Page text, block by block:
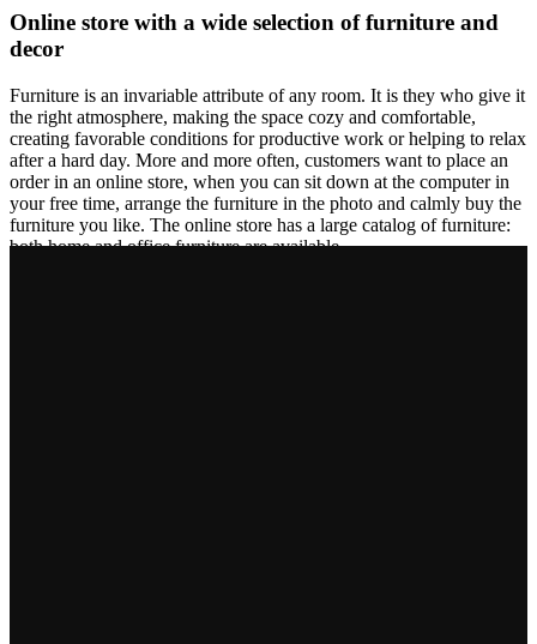
Online store with a wide selection of furniture and
decor
Furniture is an invariable attribute of any room. It is they who give it
the right atmosphere, making the space cozy and comfortable,
creating favorable conditions for productive work or helping to relax
after a hard day. More and more often, customers want to place an
order in an online store, when you can sit down at the computer in
your free time, arrange the furniture in the photo and calmly buy the
furniture you like. The online store has a large catalog of furniture:
both home and office furniture are available.